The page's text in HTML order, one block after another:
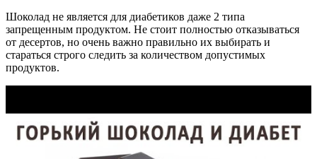
Шоколад не является для диабетиков даже 2 типа
запрещенным продуктом. Не стоит полностью отказываться
от десертов, но очень важно правильно их выбирать и
стараться строго следить за количеством допустимых
продуктов.